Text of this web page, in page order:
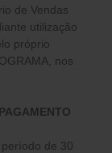
de Vendas
utilização
próprio
nos
de 30